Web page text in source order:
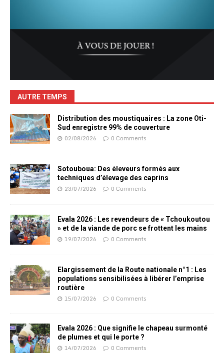
AUTRE TEMPS
Distribution des moustiquaires : La zone Oti-
Sud enregistre 99% de couverture
02/08/2026 0 Comments
Sotouboua: Des éleveurs formés aux
techniques d’élevage des caprins
23/07/2026 0 Comments
Evala 2026 : Les revendeurs de « Tchoukoutou
» et de la viande de porc se frottent les mains
19/07/2026 0 Comments
Elargissement de la Route nationale n°1 : Les
populations sensibilisées à libérer l’emprise
routière
15/07/2026 0 Comments
Evala 2026 : Que signifie le chapeau surmonté
de plumes et qui le porte ?
14/07/2026 0 Comments